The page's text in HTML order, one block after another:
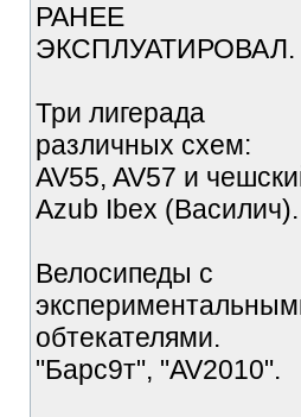
РАНЕЕ
ЭКСПЛУАТИРОВАЛ.
Три лигерада
различных схем:
AV55, AV57 и
Azub Ibex (Василич).
Велосипеды с
обтекателями.
"Барс9т", "AV2010".